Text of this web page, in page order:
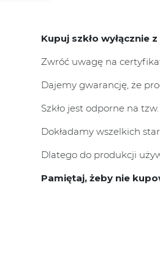
Kupuj szkło wyłącznie
Zwróć uwagę na
Dajemy gwarancję, że
Szkło jest odporne na
Dokładamy wszelkich
Dlatego do produkcji
Pamiętaj, żeby nie